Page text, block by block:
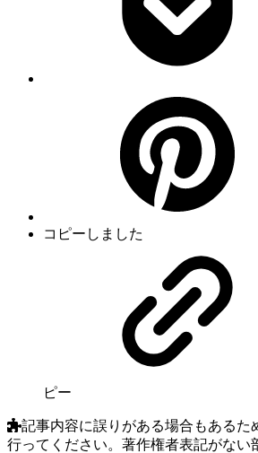
コピーしました
ピー
記事内容に誤りがある場合もあるた
行ってください。著作権者表記がない